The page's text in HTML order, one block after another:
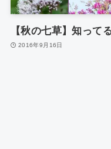
【秋の七草】知って
2016年9月16日